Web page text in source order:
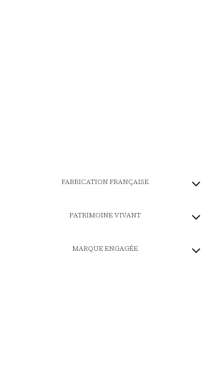
FABRICATION FRANÇAISE
PATRIMOINE VIVANT
MARQUE ENGAGÉE